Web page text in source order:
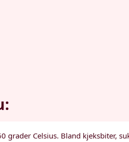
grader Celsius. Bland kjeksbiter,